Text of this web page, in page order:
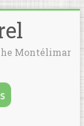
Montélimar